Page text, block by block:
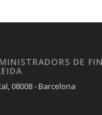
DE
08008 - Barcelona